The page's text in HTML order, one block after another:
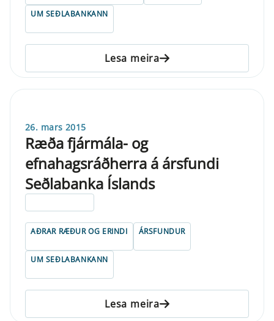
UM SEÐLABANKANN
Lesa meira
26. mars 2015
Ræða fjármála- og
efnahagsráðherra á ársfundi
Seðlabanka Íslands
AÐRAR RÆÐUR OG ERINDI ÁRSFUNDUR
UM SEÐLABANKANN
Lesa meira